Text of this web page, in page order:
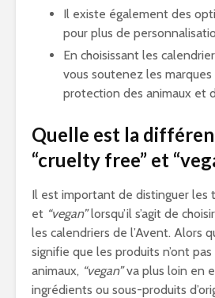
Il existe également des
pour plus de
En choisissant les
vous soutenez les
protection des animaux et
Quelle est la
“cruelty free” et
Il est important de distinguer les
et “vegan”lorsqu’il s’agit de
les calendriers de l’Avent. Alors
signifie que les produits n’ont
animaux, “vegan”va plus loin en
ingrédients ou sous-produits